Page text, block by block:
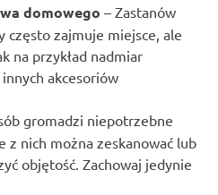
domowego – Zastanów
często zajmuje miejsce, ale
na przykład nadmiar
akcesoriów
gromadzi niepotrzebne
z nich można zeskanować lub
objętość. Zachowaj jedynie